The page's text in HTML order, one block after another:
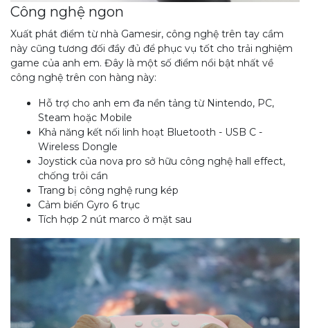
Công nghệ ngon
Xuất phát điểm từ nhà Gamesir, công nghệ trên tay cầm
này cũng tương đối đầy đủ để phục vụ tốt cho trải nghiệm
game của anh em. Đây là một số điểm nổi bật nhất về
công nghệ trên con hàng này:
Hỗ trợ cho anh em đa nền tảng từ Nintendo, PC,
Steam hoặc Mobile
Khả năng kết nối linh hoạt Bluetooth - USB C -
Wireless Dongle
Joystick của nova pro sở hữu công nghệ hall effect,
chống trôi cần
Trang bị công nghệ rung kép
Cảm biến Gyro 6 trục
Tích hợp 2 nút marco ở mặt sau